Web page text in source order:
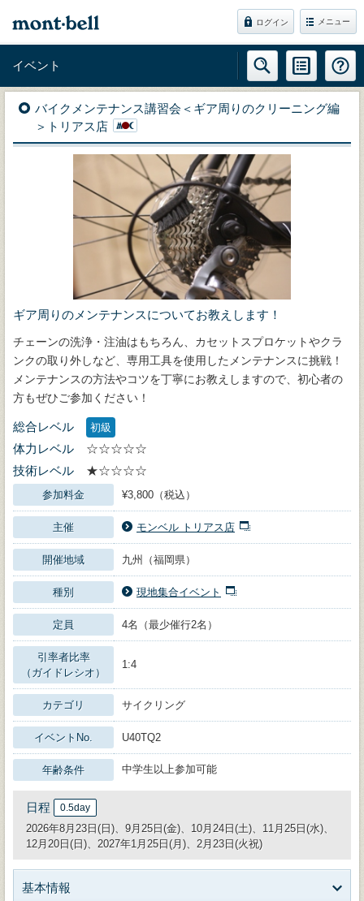
ログイン メニュー
イベント
バイクメンテナンス講習会＜ギア周りのクリーニング編
＞トリアス店
ギア周りのメンテナンスについてお教えします！
チェーンの洗浄・注油はもちろん、カセットスプロケットやクラ
ンクの取り外しなど、専用工具を使用したメンテナンスに挑戦！
メンテナンスの方法やコツを丁寧にお教えしますので、初心者の
方もぜひご参加ください！
総合レベル 初級
体力レベル
☆☆☆☆☆
技術レベル
★☆☆☆☆
参加料金 ¥3,800（税込）
主催 モンベル トリアス店
開催地域 九州（福岡県）
種別 現地集合イベント
定員 4名（最少催行2名）
引率者比率
（ガイドレシオ）
1:4
カテゴリ サイクリング
イベントNo. U40TQ2
年齢条件 中学生以上参加可能
日程 0.5day
2026年8月23日(日)、9月25日(金)、10月24日(土)、11月25日(水)、
12月20日(日)、2027年1月25日(月)、2月23日(火祝)
基本情報